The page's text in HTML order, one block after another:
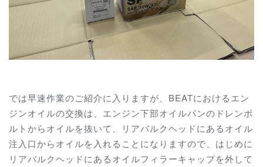
では早速作業のご紹介に入りますが、BEATにおけるエン
ジンオイルの交換は、エンジン下部オイルパンのドレンボ
ルトからオイルを抜いて、リアバルクヘッドにあるオイル
注入口からオイルを入れることになりますので、はじめに
リアバルクヘッドにあるオイルフィラーキャップを外して